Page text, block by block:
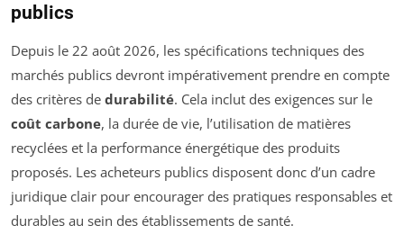
publics
Depuis le 22 août 2026, les spécifications techniques des
marchés publics devront impérativement prendre en compte
des critères de durabilité. Cela inclut des exigences sur le
coût carbone, la durée de vie, l’utilisation de matières
recyclées et la performance énergétique des produits
proposés. Les acheteurs publics disposent donc d’un cadre
juridique clair pour encourager des pratiques responsables et
durables au sein des établissements de santé.